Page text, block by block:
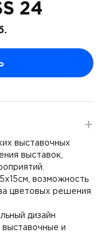
24
выставочных
выставок,
возможность
цветовых решения
дизайн
выставочные и